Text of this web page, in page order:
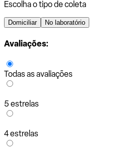
Escolha o tipo de coleta
Domiciliar No laboratório
Avaliações:
Todas as avaliações
5 estrelas
4 estrelas